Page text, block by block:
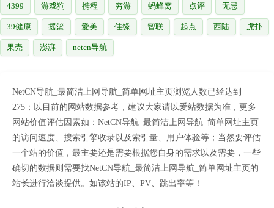
4399 游戏狗 携程 穷游 蚂蜂窝 点评 无忌
39健康 摇篮 爱美 佳缘 智联 起点 西陆 虎扑
果壳 澎湃 netcn导航
NetCN导航_最简洁上网导航_简单网址主页浏览人数已经达到
275；以目前的网站数据参考，建议大家请以爱站数据为准，更多
网站价值评估因素如：NetCN导航_最简洁上网导航_简单网址主页
的访问速度、搜索引擎收录以及索引量、用户体验等；当然要评估
一个站的价值，最主要还是需要根据您自身的需求以及需要，一些
确切的数据则需要找NetCN导航_最简洁上网导航_简单网址主页的
站长进行洽谈提供。如该站的IP、PV、跳出率等！